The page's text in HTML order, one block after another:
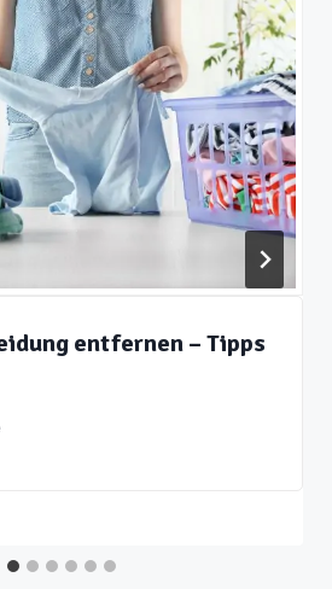
entfernen – Tipps